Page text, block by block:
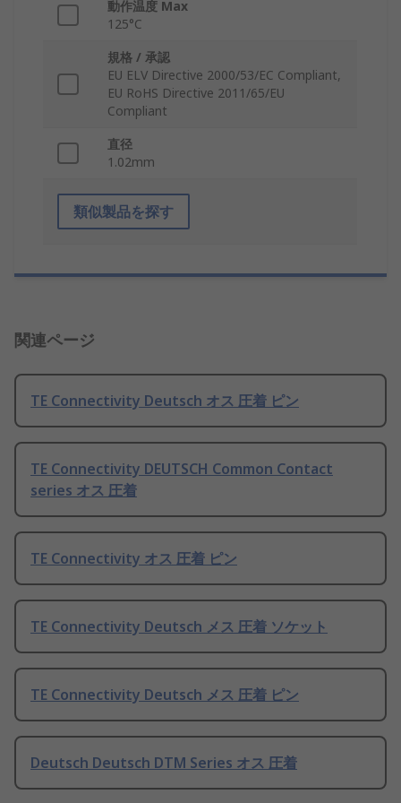
動作温度 Max
125°C
規格 / 承認
EU ELV Directive 2000/53/EC Compliant,
EU RoHS Directive 2011/65/EU
Compliant
直径
1.02mm
類似製品を探す
関連ページ
TE Connectivity Deutsch オス 圧着 ピン
TE Connectivity DEUTSCH Common Contact
series オス 圧着
TE Connectivity オス 圧着 ピン
TE Connectivity Deutsch メス 圧着 ソケット
TE Connectivity Deutsch メス 圧着 ピン
Deutsch Deutsch DTM Series オス 圧着